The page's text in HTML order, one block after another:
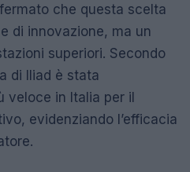
che questa scelta
di innovazione, ma un
superiori. Secondo
di Iliad è stata
veloce in Italia per il
evidenziando l’efficacia